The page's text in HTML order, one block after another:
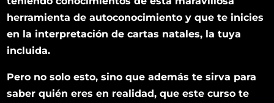
herramienta de autoconocimiento y que te inicies
en la interpretación de cartas natales, la tuya
incluida.
Pero no solo esto, sino que además te sirva para
saber quién eres en realidad, que este curso te